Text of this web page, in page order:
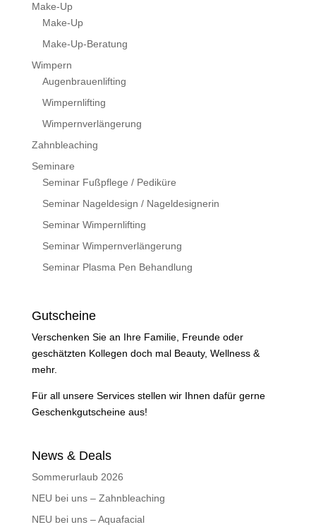
Make-Up
Make-Up
Make-Up-Beratung
Wimpern
Augenbrauenlifting
Wimpernlifting
Wimpernverlängerung
Zahnbleaching
Seminare
Seminar Fußpflege / Pediküre
Seminar Nageldesign / Nageldesignerin
Seminar Wimpernlifting
Seminar Wimpernverlängerung
Seminar Plasma Pen Behandlung
Gutscheine
Verschenken Sie an Ihre Familie, Freunde oder
geschätzten Kollegen doch mal Beauty, Wellness &
mehr.
Für all unsere Services stellen wir Ihnen dafür gerne
Geschenkgutscheine aus!
News & Deals
Sommerurlaub 2026
NEU bei uns – Zahnbleaching
NEU bei uns – Aquafacial